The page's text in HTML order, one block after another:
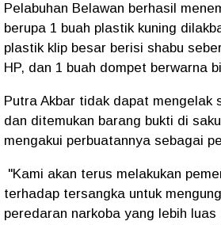
Pelabuhan Belawan berhasil
berupa 1 buah plastik kuning
plastik klip besar berisi shabu
HP, dan 1 buah dompet berwarna
Putra Akbar tidak dapat mengelak
dan ditemukan barang bukti di
mengakui perbuatannya sebagai
"Kami akan terus melakukan
terhadap tersangka untuk
peredaran narkoba yang lebih luas